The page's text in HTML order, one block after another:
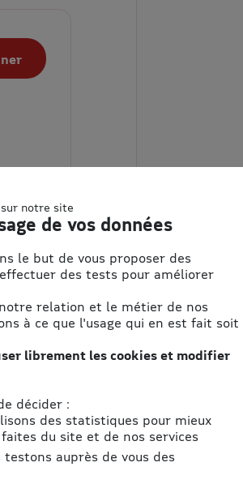
notre site
de vos données
le but de vous proposer des
des tests pour améliorer
relation et le métier de nos
à ce que l'usage qui en est fait soit
librement les cookies et modifier
décider :
des statistiques pour mieux
du site et de nos services
testons auprès de vous des